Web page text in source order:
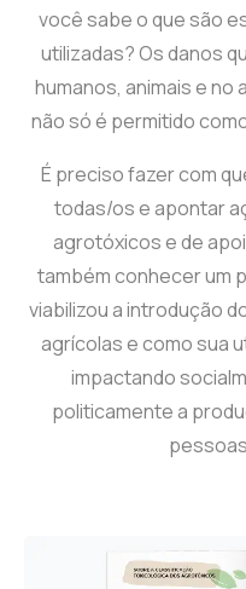
você sabe o que são
utilizadas? Os danos
humanos, animais e no
não só é permitido
É preciso fazer com
todas/os e apontar
agrotóxicos e de
também conhecer um
viabilizou a introdução
agrícolas e como sua
impactando
politicamente a